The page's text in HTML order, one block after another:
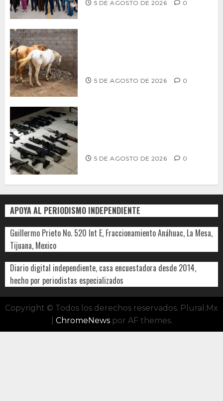
5 DE AGOSTO DE 2026 0
5 DE AGOSTO DE 2026 0
5 DE AGOSTO DE 2026 0
APOYA AL PERIODISMO INDEPENDIENTE
Guillermo Prieto No. 520 Int E, Fraccionamiento Anáhuac, La Mesa,
Tijuana, Mexico
Diario digital independiente, casa encuestadora desde 2014,
hecho por periodistas especializados
Copyright © Todos los derechos reservados. Plural.Mx
ChromeNewspor AF themes.